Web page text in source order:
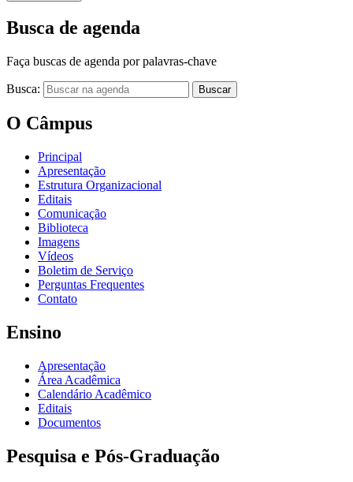
Busca de agenda
Faça buscas de agenda por palavras-chave
Busca: Buscar
O Câmpus
Principal
Apresentação
Estrutura Organizacional
Editais
Comunicação
Biblioteca
Imagens
Vídeos
Boletim de Serviço
Perguntas Frequentes
Contato
Ensino
Apresentação
Área Acadêmica
Calendário Acadêmico
Editais
Documentos
Pesquisa e Pós-Graduação